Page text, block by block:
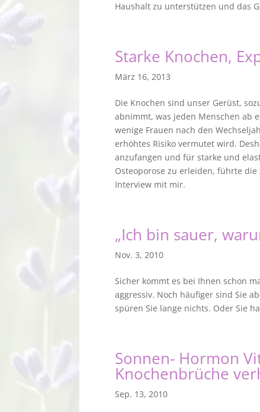
Haushalt zu unterstützen und das
Starke Knochen,
März 16, 2013
Die Knochen sind unser Gerüst,
abnimmt, was jeden Menschen ab
wenige Frauen nach den
erhöhtes Risiko vermutet wird.
anzufangen und für starke und
Osteoporose zu erleiden, führte
Interview mit mir.
„Ich bin sauer,
Nov. 3, 2010
Sicher kommt es bei Ihnen schon
aggressiv. Noch häufiger sind Sie
spüren Sie lange nichts. Oder Sie
Sonnen- Hormon
Knochenbrüche
Sep. 13, 2010